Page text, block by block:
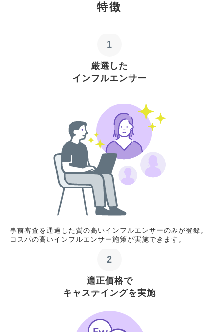
特徴
1
厳選した
インフルエンサー
事前審査を通過した質の高いインフルエンサーのみが登録。
コスパの高いインフルエンサー施策が実施できます。
2
適正価格で
キャステイングを実施